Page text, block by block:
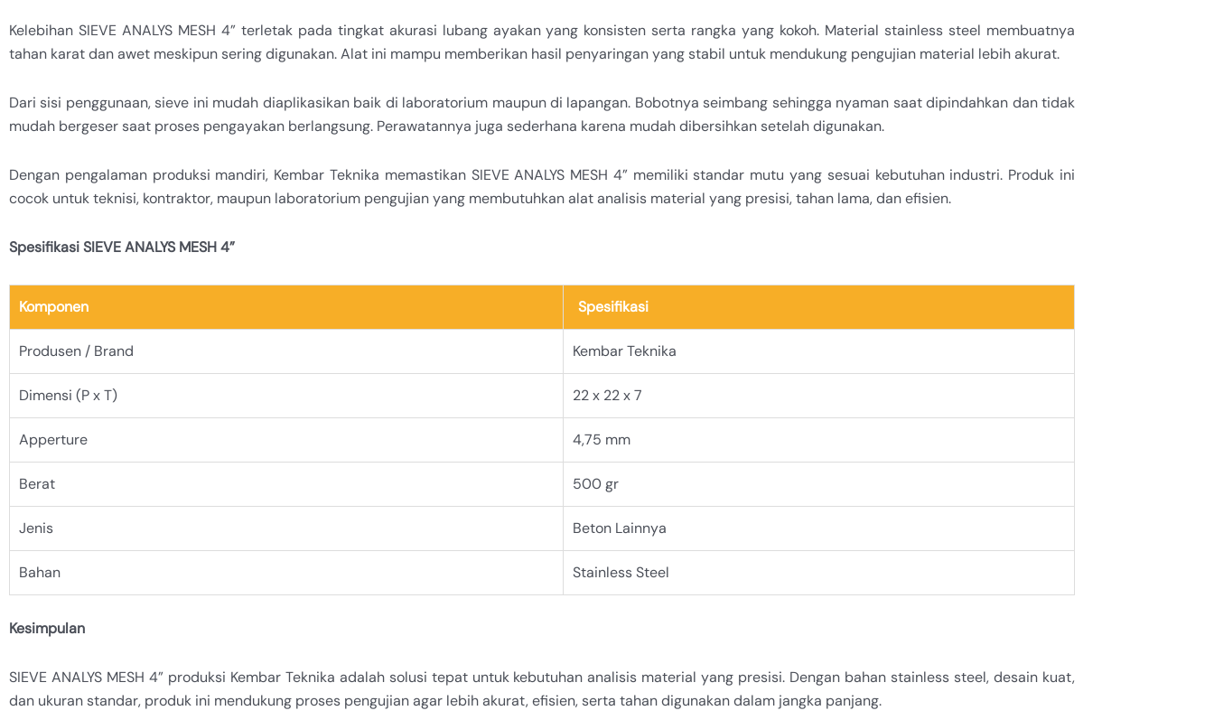
Kelebihan SIEVE ANALYS MESH 4” terletak pada tingkat akurasi lubang ayakan yang konsisten serta rangka yang kokoh. Material stainless steel membuatnya
tahan karat dan awet meskipun sering digunakan. Alat ini mampu memberikan hasil penyaringan yang stabil untuk mendukung pengujian material lebih akurat.
Dari sisi penggunaan, sieve ini mudah diaplikasikan baik di laboratorium maupun di lapangan. Bobotnya seimbang sehingga nyaman saat dipindahkan dan tidak
mudah bergeser saat proses pengayakan berlangsung. Perawatannya juga sederhana karena mudah dibersihkan setelah digunakan.
Dengan pengalaman produksi mandiri, Kembar Teknika memastikan SIEVE ANALYS MESH 4” memiliki standar mutu yang sesuai kebutuhan industri. Produk ini
cocok untuk teknisi, kontraktor, maupun laboratorium pengujian yang membutuhkan alat analisis material yang presisi, tahan lama, dan efisien.
Spesifikasi SIEVE ANALYS MESH 4”
Komponen Spesifikasi
Produsen / Brand Kembar Teknika
Dimensi (P x T) 22 x 22 x 7
Apperture 4,75 mm
Berat 500 gr
Jenis Beton Lainnya
Bahan Stainless Steel
Kesimpulan
SIEVE ANALYS MESH 4” produksi Kembar Teknika adalah solusi tepat untuk kebutuhan analisis material yang presisi. Dengan bahan stainless steel, desain kuat,
dan ukuran standar, produk ini mendukung proses pengujian agar lebih akurat, efisien, serta tahan digunakan dalam jangka panjang.